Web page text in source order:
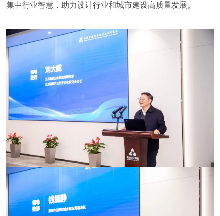
集中行业智慧，助力设计行业和城市建设高质量发展。